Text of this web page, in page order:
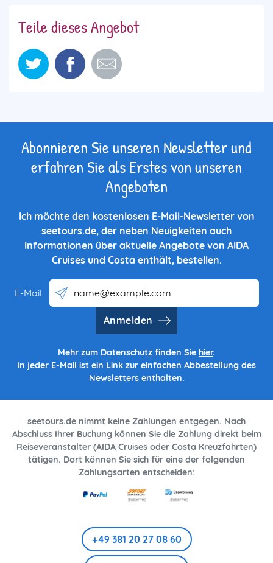
Teile dieses Angebot
Abonnieren Sie unseren Newsletter und
erfahren Sie als Erstes von unseren
Angeboten
Ich möchte den kostenlosen E-Mail-Newsletter von
seetours.de, der neben Neuigkeiten auch
Informationen über aktuelle Angebote von AIDA
Cruises und Costa enthält, bestellen.
E-Mail
Anmelden
Mehr zum Datenschutz finden Sie hier.
In jeder E-Mail ist ein Link zur einfachen Abbestellung des
Newsletters enthalten.
seetours.de nimmt keine Zahlungen entgegen. Nach
Abschluss Ihrer Buchung können Sie die Zahlung direkt beim
Reiseveranstalter (AIDA Cruises oder Costa Kreuzfahrten)
tätigen. Dort können Sie sich für eine der folgenden
Zahlungsarten entscheiden:
+49 381 20 27 08 60